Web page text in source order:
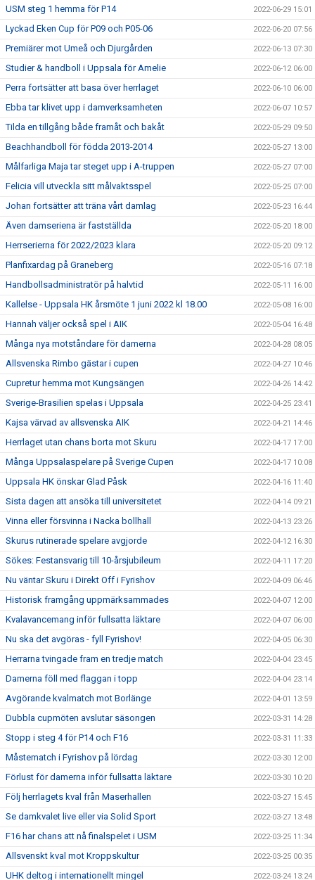
USM steg 1 hemma för P14 2022-06-29 15:01
Lyckad Eken Cup för P09 och P05-06 2022-06-20 07:56
Premiärer mot Umeå och Djurgården 2022-06-13 07:30
Studier & handboll i Uppsala för Amelie 2022-06-12 06:00
Perra fortsätter att basa över herrlaget 2022-06-10 06:00
Ebba tar klivet upp i damverksamheten 2022-06-07 10:57
Tilda en tillgång både framåt och bakåt 2022-05-29 09:50
Beachhandboll för födda 2013-2014 2022-05-27 13:00
Målfarliga Maja tar steget upp i A-truppen 2022-05-27 07:00
Felicia vill utveckla sitt målvaktsspel 2022-05-25 07:00
Johan fortsätter att träna vårt damlag 2022-05-23 16:44
Även damseriena är fastställda 2022-05-20 18:00
Herrserierna för 2022/2023 klara 2022-05-20 09:12
Planfixardag på Graneberg 2022-05-16 07:18
Handbollsadministratör på halvtid 2022-05-11 16:00
Kallelse - Uppsala HK årsmöte 1 juni 2022 kl 18.00 2022-05-08 16:00
Hannah väljer också spel i AIK 2022-05-04 16:48
Många nya motståndare för damerna 2022-04-28 08:05
Allsvenska Rimbo gästar i cupen 2022-04-27 10:46
Cupretur hemma mot Kungsängen 2022-04-26 14:42
Sverige-Brasilien spelas i Uppsala 2022-04-25 23:41
Kajsa värvad av allsvenska AIK 2022-04-21 14:46
Herrlaget utan chans borta mot Skuru 2022-04-17 17:00
Många Uppsalaspelare på Sverige Cupen 2022-04-17 10:08
Uppsala HK önskar Glad Påsk 2022-04-16 11:40
Sista dagen att ansöka till universitetet 2022-04-14 09:21
Vinna eller försvinna i Nacka bollhall 2022-04-13 23:26
Skurus rutinerade spelare avgjorde 2022-04-12 16:30
Sökes: Festansvarig till 10-årsjubileum 2022-04-11 17:20
Nu väntar Skuru i Direkt Off i Fyrishov 2022-04-09 06:46
Historisk framgång uppmärksammades 2022-04-07 12:00
Kvalavancemang inför fullsatta läktare 2022-04-07 06:00
Nu ska det avgöras - fyll Fyrishov! 2022-04-05 06:30
Herrarna tvingade fram en tredje match 2022-04-04 23:45
Damerna föll med flaggan i topp 2022-04-04 23:14
Avgörande kvalmatch mot Borlänge 2022-04-01 13:59
Dubbla cupmöten avslutar säsongen 2022-03-31 14:28
Stopp i steg 4 för P14 och F16 2022-03-31 11:33
Måstematch i Fyrishov på lördag 2022-03-30 12:00
Förlust för damerna inför fullsatta läktare 2022-03-30 10:20
Följ herrlagets kval från Maserhallen 2022-03-27 15:45
Se damkvalet live eller via Solid Sport 2022-03-27 13:48
F16 har chans att nå finalspelet i USM 2022-03-25 11:34
Allsvenskt kval mot Kroppskultur 2022-03-25 00:35
UHK deltog i internationellt mingel 2022-03-24 13:24